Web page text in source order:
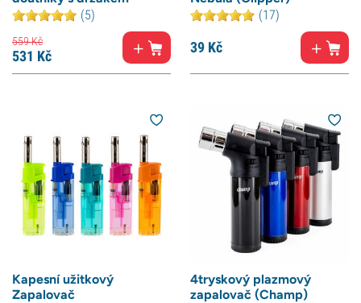
(5)
559Kč
531 Kč
(17)
39 Kč
Kapesní užitkový
Zapalovač
4tryskový plazmový
zapalovač (Champ)